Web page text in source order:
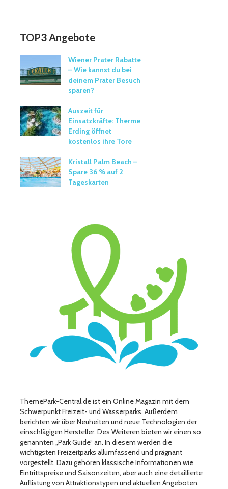
TOP3 Angebote
Wiener Prater Rabatte
– Wie kannst du bei
deinem Prater Besuch
sparen?
Auszeit für
Einsatzkräfte: Therme
Erding öffnet
kostenlos ihre Tore
Kristall Palm Beach –
Spare 36 % auf 2
Tageskarten
ThemePark-Central.de ist ein Online Magazin mit dem
Schwerpunkt Freizeit- und Wasserparks. Außerdem
berichten wir über Neuheiten und neue Technologien der
einschlägigen Hersteller. Des Weiteren bieten wir einen so
genannten „Park Guide“ an. In diesem werden die
wichtigsten Freizeitparks allumfassend und prägnant
vorgestellt. Dazu gehören klassische Informationen wie
Eintrittspreise und Saisonzeiten, aber auch eine detaillierte
Auflistung von Attraktionstypen und aktuellen Angeboten.